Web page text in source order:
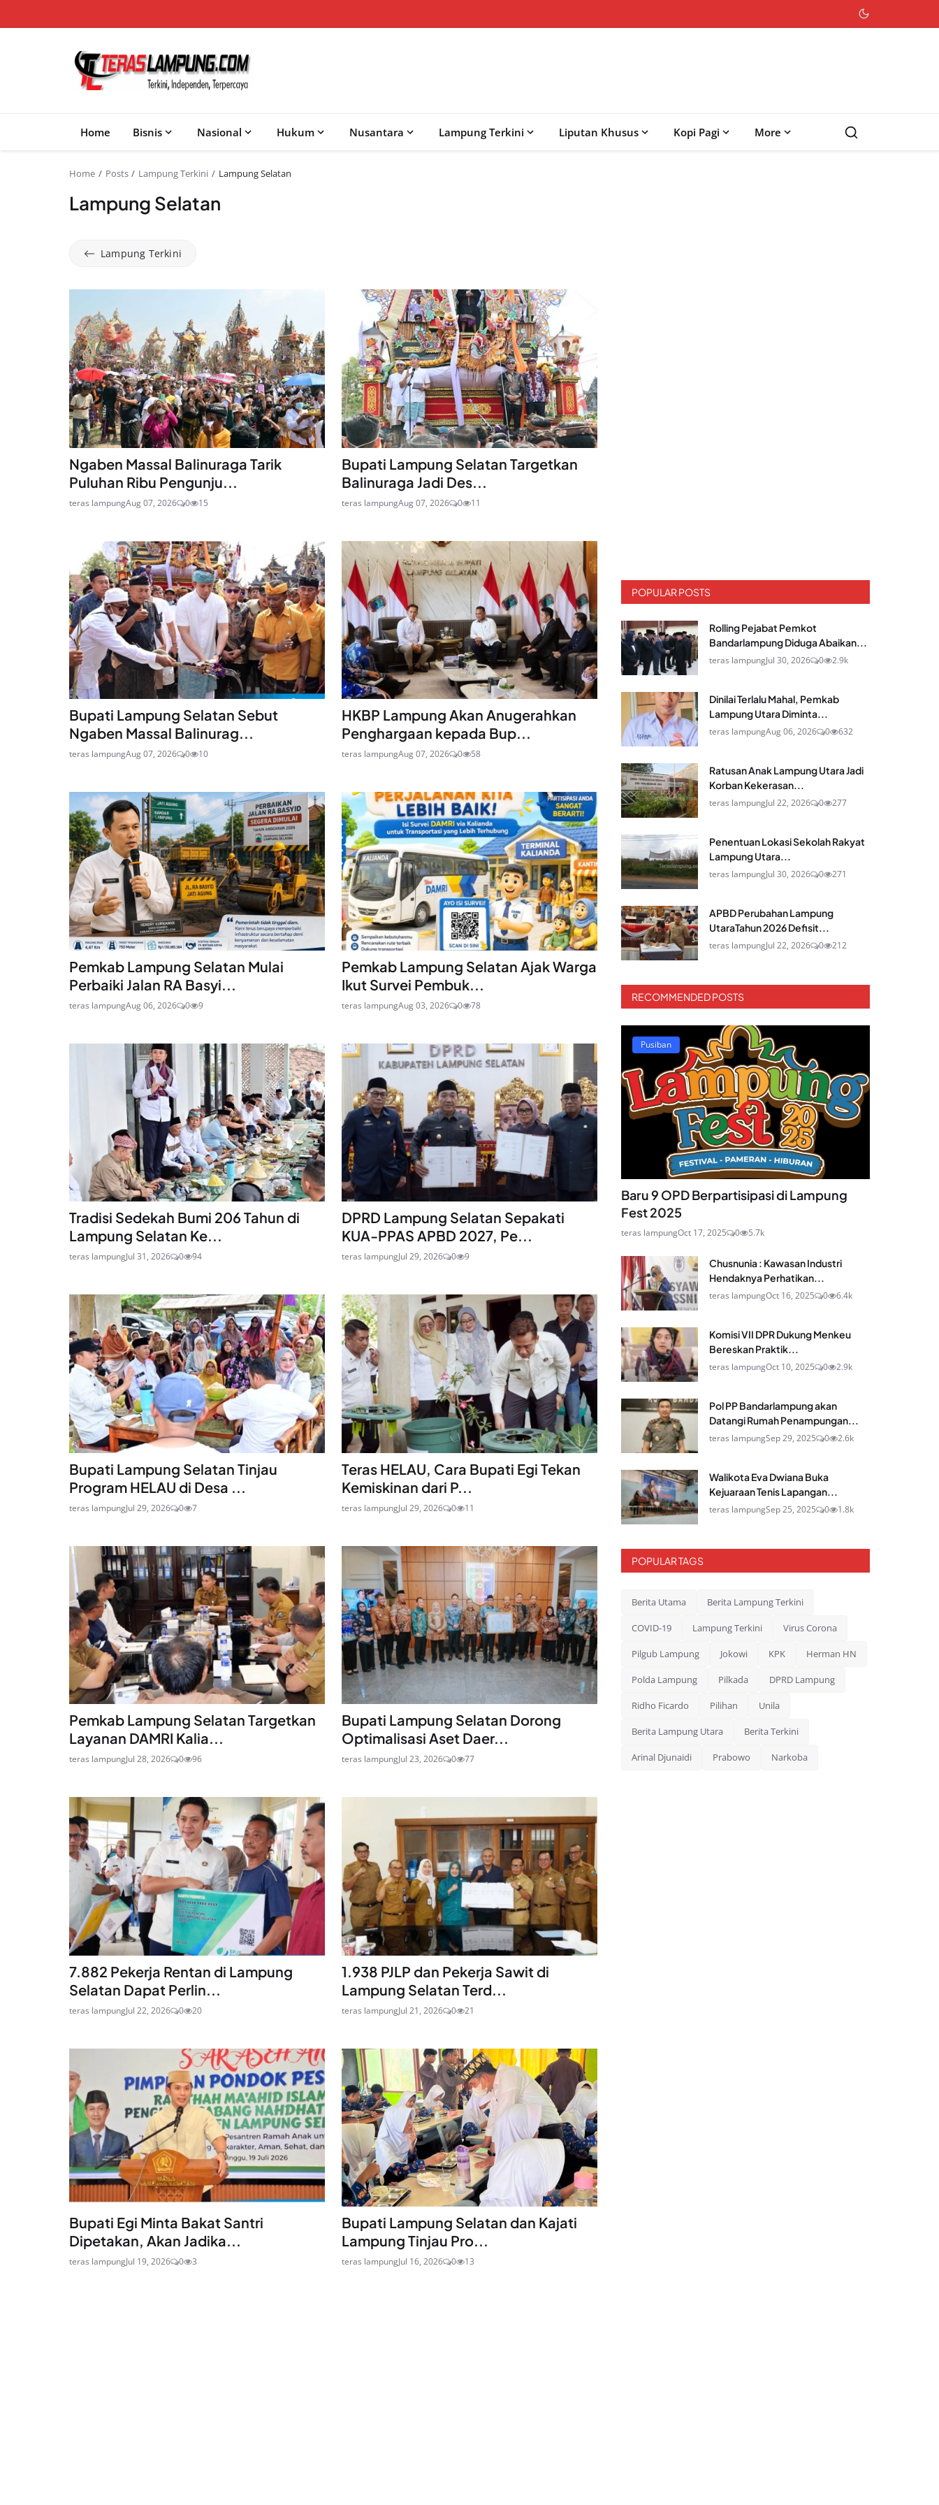
Home Bisnis Nasional Hukum Nusantara Lampung Terkini Liputan Khusus Kopi Pagi More
Home Posts Lampung Terkini Lampung Selatan
Lampung Selatan
Lampung Terkini
Ngaben Massal Balinuraga Tarik
Puluhan Ribu Pengunju...
teras lampungAug 07, 2026 0 15
Bupati Lampung Selatan Targetkan
Balinuraga Jadi Des...
teras lampungAug 07, 2026 0 11
Bupati Lampung Selatan Sebut
Ngaben Massal Balinurag...
teras lampungAug 07, 2026 0 10
HKBP Lampung Akan Anugerahkan
Penghargaan kepada Bup...
teras lampungAug 07, 2026 0 58
Pemkab Lampung Selatan Mulai
Perbaiki Jalan RA Basyi...
teras lampungAug 06, 2026 0 9
Pemkab Lampung Selatan Ajak Warga
Ikut Survei Pembuk...
teras lampungAug 03, 2026 0 78
Tradisi Sedekah Bumi 206 Tahun di
Lampung Selatan Ke...
teras lampungJul 31, 2026 0 94
DPRD Lampung Selatan Sepakati
KUA-PPAS APBD 2027, Pe...
teras lampungJul 29, 2026 0 9
Bupati Lampung Selatan Tinjau
Program HELAU di Desa ...
teras lampungJul 29, 2026 0 7
Teras HELAU, Cara Bupati Egi Tekan
Kemiskinan dari P...
teras lampungJul 29, 2026 0 11
Pemkab Lampung Selatan Targetkan
Layanan DAMRI Kalia...
teras lampungJul 28, 2026 0 96
Bupati Lampung Selatan Dorong
Optimalisasi Aset Daer...
teras lampungJul 23, 2026 0 77
7.882 Pekerja Rentan di Lampung
Selatan Dapat Perlin...
teras lampungJul 22, 2026 0 20
1.938 PJLP dan Pekerja Sawit di
Lampung Selatan Terd...
teras lampungJul 21, 2026 0 21
Bupati Egi Minta Bakat Santri
Dipetakan, Akan Jadika...
teras lampungJul 19, 2026 0 3
Bupati Lampung Selatan dan Kajati
Lampung Tinjau Pro...
teras lampungJul 16, 2026 0 13
POPULAR POSTS
Rolling Pejabat Pemkot
Bandarlampung Diduga Abaikan...
teras lampungJul 30, 2026 0 2.9k
Dinilai Terlalu Mahal, Pemkab
Lampung Utara Diminta...
teras lampungAug 06, 2026 0 632
Ratusan Anak Lampung Utara Jadi
Korban Kekerasan...
teras lampungJul 22, 2026 0 277
Penentuan Lokasi Sekolah Rakyat
Lampung Utara...
teras lampungJul 30, 2026 0 271
APBD Perubahan Lampung
UtaraTahun 2026 Defisit...
teras lampungJul 22, 2026 0 212
RECOMMENDED POSTS
Pusiban
Baru 9 OPD Berpartisipasi di Lampung
Fest 2025
teras lampungOct 17, 2025 0 5.7k
Chusnunia : Kawasan Industri
Hendaknya Perhatikan...
teras lampungOct 16, 2025 0 6.4k
Komisi VII DPR Dukung Menkeu
Bereskan Praktik...
teras lampungOct 10, 2025 0 2.9k
Pol PP Bandarlampung akan
Datangi Rumah Penampungan...
teras lampungSep 29, 2025 0 2.6k
Walikota Eva Dwiana Buka
Kejuaraan Tenis Lapangan...
teras lampungSep 25, 2025 0 1.8k
POPULAR TAGS
Berita Utama Berita Lampung Terkini
COVID-19 Lampung Terkini Virus Corona
Pilgub Lampung Jokowi KPK Herman HN
Polda Lampung Pilkada DPRD Lampung
Ridho Ficardo Pilihan Unila
Berita Lampung Utara Berita Terkini
Arinal Djunaidi Prabowo Narkoba